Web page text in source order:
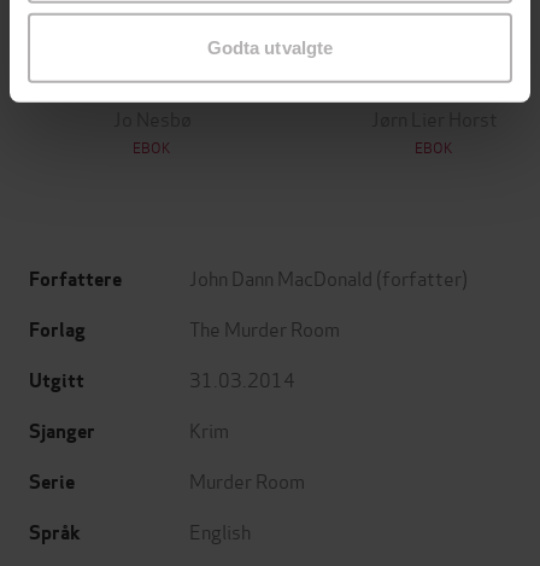
Godta utvalgte
Minnesota
EBOK
Utskudd
EBOK
Forfattere John Dann MacDonald (forfatter)
Forlag The Murder Room
Utgitt 31.03.2014
Sjanger Krim
Serie Murder Room
Språk English